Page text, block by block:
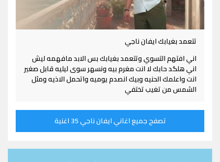
تتعمد بغيابك ايفان ناجي
اني افتهم التسوي وتتعمد بغيابك بس الابد مافهمه ليش
اني هلگد حابك لا انت مغرم بيه ونسهر سوى ليليه قابل صغير
انت واعلمك الحنيه وبيك انصدم يوميه واتحمل الاذيه ومثل
الشمس من تغيب تختفي
تصفح جميع اغاني ايفان ناجي 35 اغنية